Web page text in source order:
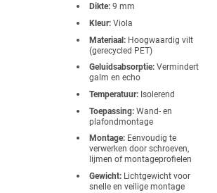
Dikte: 9 mm
Kleur: Viola
Materiaal: Hoogwaardig vilt
(gerecycled PET)
Geluidsabsorptie: Vermindert
galm en echo
Temperatuur: Isolerend
Toepassing: Wand- en
plafondmontage
Montage: Eenvoudig te
verwerken door schroeven,
lijmen of montageprofielen
Gewicht: Lichtgewicht voor
snelle en veilige montage